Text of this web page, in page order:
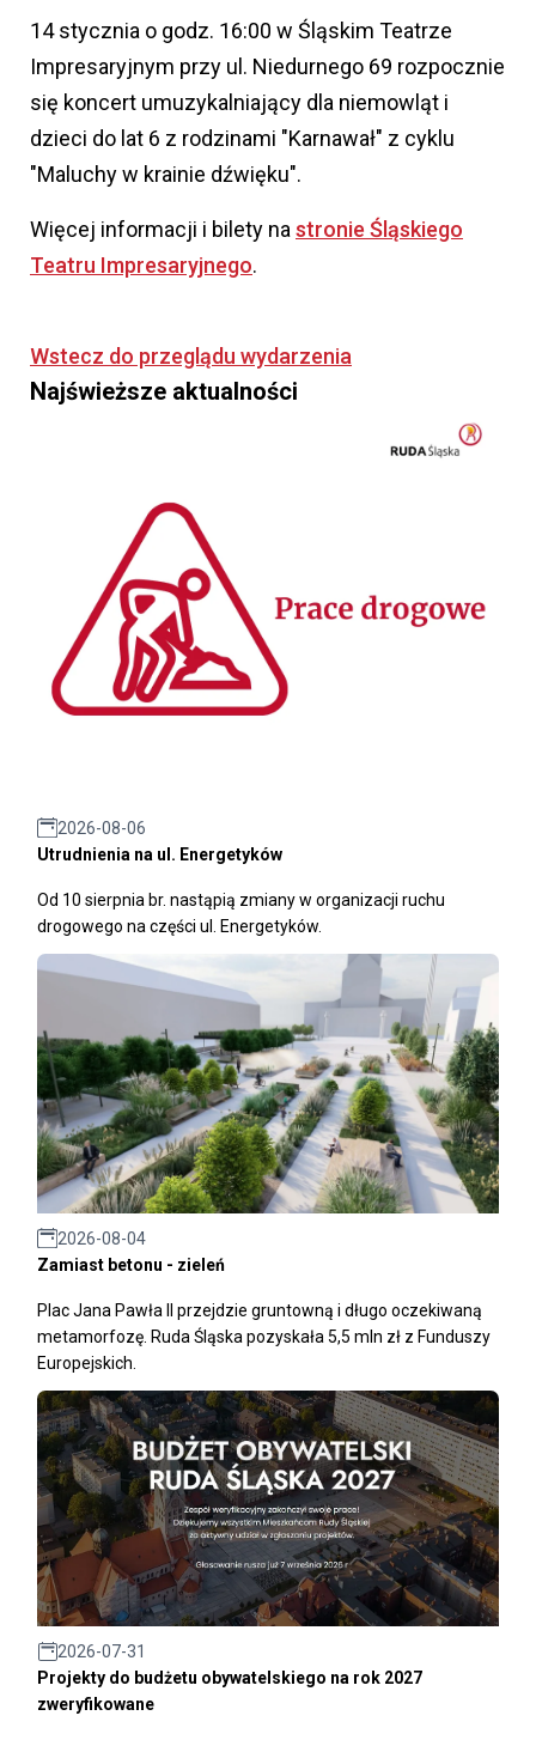
14 stycznia o godz. 16:00 w Śląskim Teatrze
Impresaryjnym przy ul. Niedurnego 69 rozpocznie
się koncert umuzykalniający dla niemowląt i
dzieci do lat 6 z rodzinami "Karnawał" z cyklu
"Maluchy w krainie dźwięku".
Więcej informacji i bilety na stronie Śląskiego
Teatru Impresaryjnego.
Wstecz do przeglądu wydarzenia
Najświeższe aktualności
2026-08-06
Utrudnienia na ul. Energetyków
Od 10 sierpnia br. nastąpią zmiany w organizacji ruchu
drogowego na części ul. Energetyków.
2026-08-04
Zamiast betonu - zieleń
Plac Jana Pawła II przejdzie gruntowną i długo oczekiwaną
metamorfozę. Ruda Śląska pozyskała 5,5 mln zł z Funduszy
Europejskich.
2026-07-31
Projekty do budżetu obywatelskiego na rok 2027
zweryfikowane